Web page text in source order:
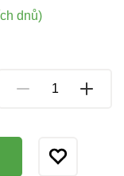
dnů)